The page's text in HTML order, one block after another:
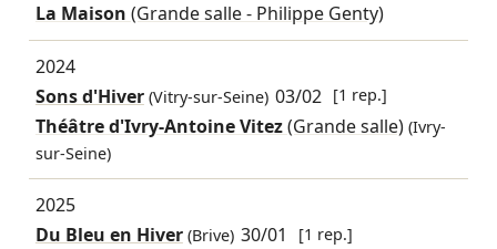
La Maison (Grande salle - Philippe Genty)
2024
Sons d'Hiver(Vitry-sur-Seine) 03/02 [1 rep.]
Théâtre d'Ivry-Antoine Vitez(Grande salle) (Ivry-
sur-Seine)
2025
Du Bleu en Hiver(Brive) 30/01 [1 rep.]